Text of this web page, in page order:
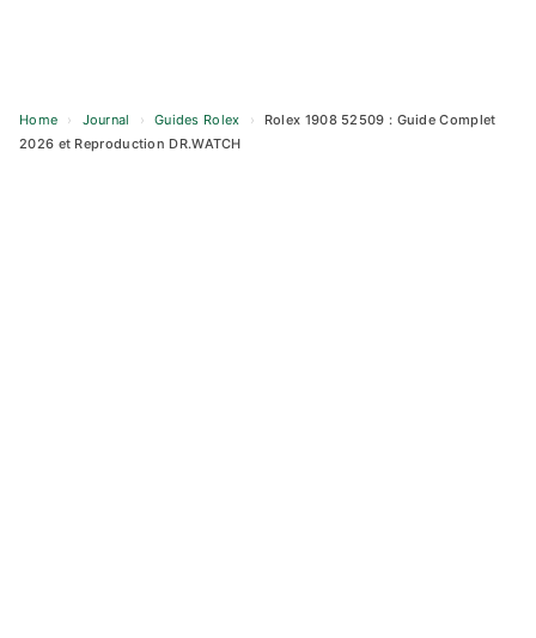
Home › Journal › Guides Rolex ›
Rolex 1908 52509 : Guide Complet
2026 et Reproduction DR.WATCH